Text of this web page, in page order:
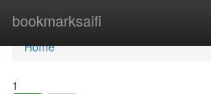
bookmarksaifi
Home
Home
1